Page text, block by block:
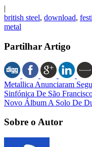
|
british steel, download,
metal
Partilhar Artigo
Metallica Anunciaram
Sinfónica De São
Novo Álbum A Solo De
Sobre o Autor